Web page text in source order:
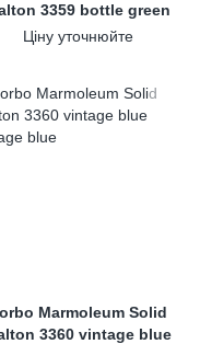
3359 bottle green
Ціну уточнюйте
Marmoleum Solid
3360 vintage blue